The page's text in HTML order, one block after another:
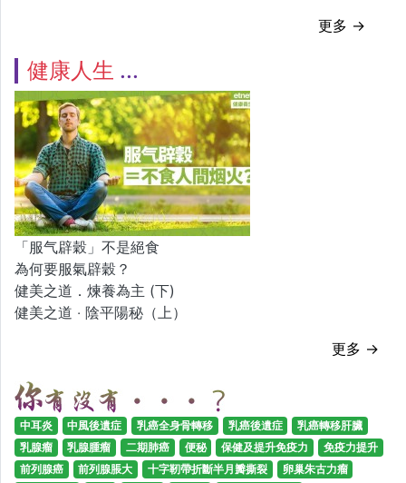
更多 →
健康人生
「服气辟穀」不是絕食
為何要服氣辟穀？
健美之道．煉養為主 (下)
健美之道 ‧ 陰平陽秘（上）
更多 →
中耳炎 中風後遺症 乳癌全身骨轉移 乳癌後遺症
乳癌轉移肝臟
乳腺瘤
乳腺腫瘤 二期肺癌 便秘 保健及提升免疫力
免疫力提升
前列腺癌
前列腺脹大 十字靭帶折斷半月瓣撕裂
卵巢朱古力瘤